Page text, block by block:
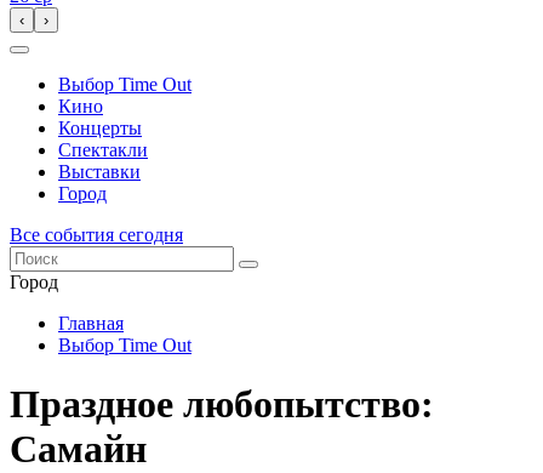
‹ ›
Выбор Time Out
Кино
Концерты
Спектакли
Выставки
Город
Все события сегодня
Город
Главная
Выбор Time Out
Праздное любопытство:
Самайн